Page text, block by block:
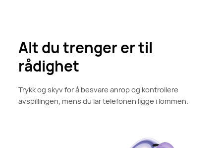
Alt du trenger er til
rådighet
Trykk og skyv for å besvare anrop og kontrollere
avspillingen, mens du lar telefonen ligge i lommen.